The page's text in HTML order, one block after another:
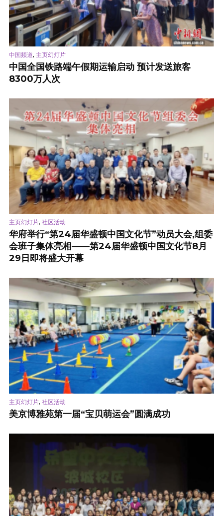
中国频道, 主页幻灯片
中国全国铁路端午假期运输启动 预计发送旅客
8300万人次
主页幻灯片, 社区活动
华府举行“第24届华盛顿中国文化节”动员大会,组委
会班子集体亮相——第24届华盛顿中国文化节8月
29日即将盛大开幕
主页幻灯片, 社区活动
美京博雅苑第一届“宝贝萌运会”圆满成功